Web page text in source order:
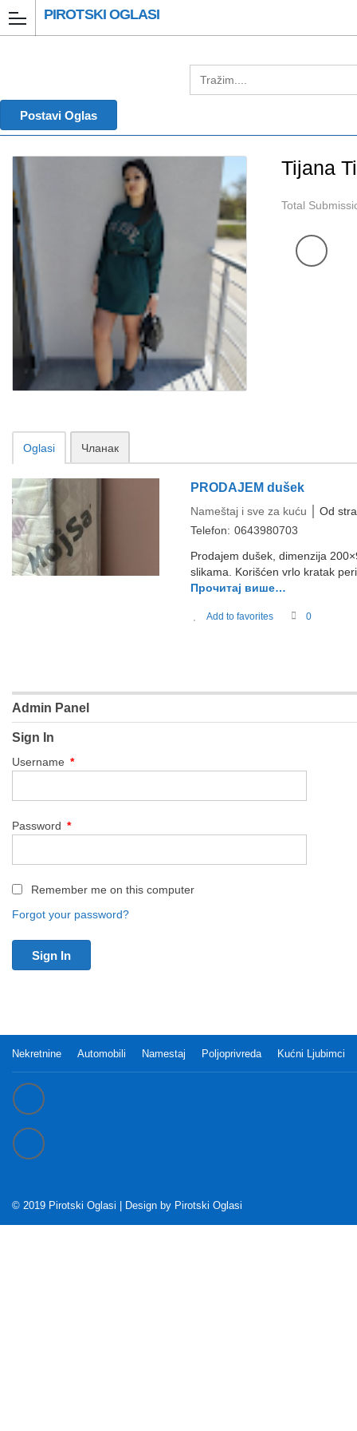
PIROTSKI OGLASI
Postavi Oglas
Tijana
Total
Oglasi Чланак
PRODAJEM dušek
Nameštaj i sve za kuću
Od
Telefon: 0643980703
Prodajem dušek, dimenzija
slikama. Korišćen vrlo kratak
Прочитај више…
Add to favorites 0
Admin Panel
Sign In
Username *
Password *
Remember me on this computer
Forgot your password?
Nekretnine Automobili Namestaj Poljoprivreda Kućni Ljubimci
© 2019 Pirotski Oglasi | Design by Pirotski Oglasi